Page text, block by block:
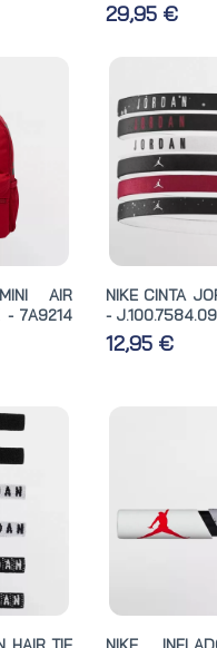
29,95 €
AIR
- 7A9214
NIKE CINTA
-
12,95 €